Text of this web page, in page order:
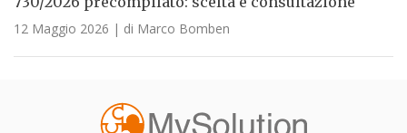
12 Maggio 2026 | di Marco Bomben